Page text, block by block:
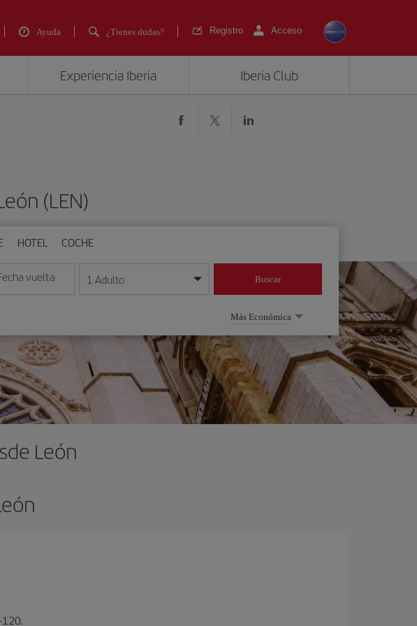
Ayuda ¿Tienes dudas? Registro Acceso
Experiencia Iberia Iberia Club
(LEN)
HOTEL COCHE
día/mes/año
vuelta
la fecha en formato día/mes/año
1 Adulto Buscar
Más Económica
León
120.